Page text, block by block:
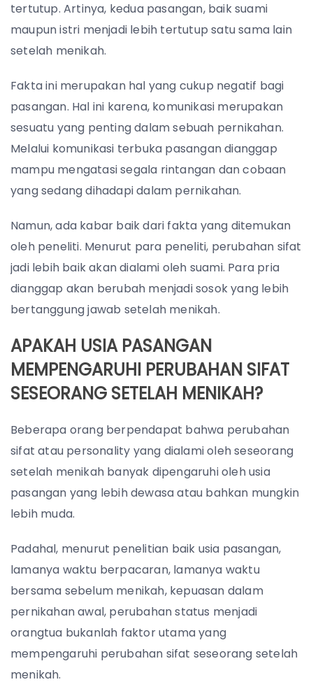
tertutup. Artinya, kedua pasangan, baik suami
maupun istri menjadi lebih tertutup satu sama lain
setelah menikah.
Fakta ini merupakan hal yang cukup negatif bagi
pasangan. Hal ini karena, komunikasi merupakan
sesuatu yang penting dalam sebuah pernikahan.
Melalui komunikasi terbuka pasangan dianggap
mampu mengatasi segala rintangan dan cobaan
yang sedang dihadapi dalam pernikahan.
Namun, ada kabar baik dari fakta yang ditemukan
oleh peneliti. Menurut para peneliti, perubahan sifat
jadi lebih baik akan dialami oleh suami. Para pria
dianggap akan berubah menjadi sosok yang lebih
bertanggung jawab setelah menikah.
APAKAH USIA PASANGAN
MEMPENGARUHI PERUBAHAN SIFAT
SESEORANG SETELAH MENIKAH?
Beberapa orang berpendapat bahwa perubahan
sifat atau personality yang dialami oleh seseorang
setelah menikah banyak dipengaruhi oleh usia
pasangan yang lebih dewasa atau bahkan mungkin
lebih muda.
Padahal, menurut penelitian baik usia pasangan,
lamanya waktu berpacaran, lamanya waktu
bersama sebelum menikah, kepuasan dalam
pernikahan awal, perubahan status menjadi
orangtua bukanlah faktor utama yang
mempengaruhi perubahan sifat seseorang setelah
menikah.